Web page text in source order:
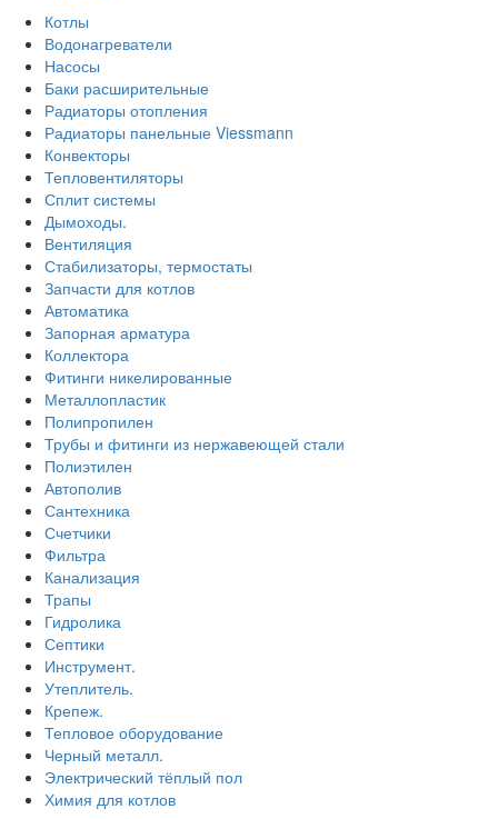
Котлы
Водонагреватели
Насосы
Баки расширительные
Радиаторы отопления
Радиаторы панельные Viessmann
Конвекторы
Тепловентиляторы
Сплит системы
Дымоходы.
Вентиляция
Стабилизаторы, термостаты
Запчасти для котлов
Автоматика
Запорная арматура
Коллектора
Фитинги никелированные
Металлопластик
Полипропилен
Трубы и фитинги из нержавеющей стали
Полиэтилен
Автополив
Сантехника
Счетчики
Фильтра
Канализация
Трапы
Гидролика
Септики
Инструмент.
Утеплитель.
Крепеж.
Тепловое оборудование
Черный металл.
Электрический тёплый пол
Химия для котлов